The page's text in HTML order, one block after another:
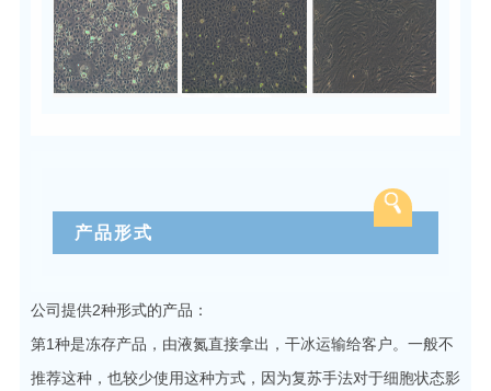
产品形式
公司提供2种形式的产品：
第1种是冻存产品，由液氮直接拿出，干冰运输给客户。一般不
推荐这种，也较少使用这种方式，因为复苏手法对于细胞状态影